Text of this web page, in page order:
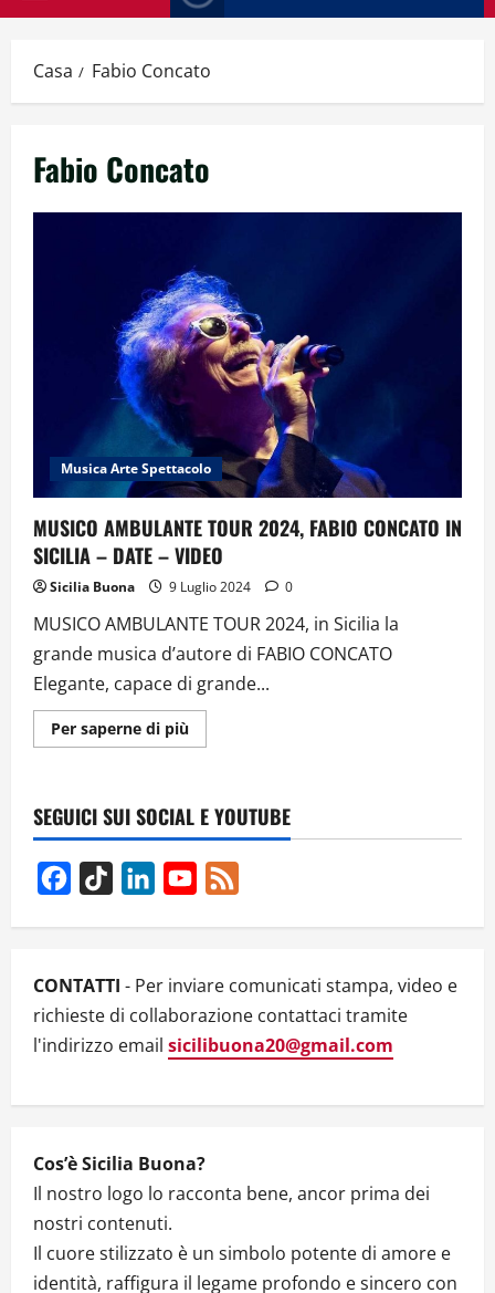
Casa Fabio Concato
Fabio Concato
Musica Arte Spettacolo
MUSICO AMBULANTE TOUR 2024, FABIO CONCATO IN
SICILIA – DATE – VIDEO
Sicilia Buona 9 Luglio 2024 0
MUSICO AMBULANTE TOUR 2024, in Sicilia la
grande musica d’autore di FABIO CONCATO
Elegante, capace di grande...
Per saperne di piùUlteriori
informazioni
TOUR
2024,
FABIO
IN
SICILIA
–
–
SEGUICI SUI SOCIAL E YOUTUBE
Facebook
TikTok LinkedInYouTube
CONTATTI - Per inviare comunicati stampa, video e
richieste di collaborazione contattaci tramite
l'indirizzo email sicilibuona20@gmail.com
Cos’è Sicilia Buona?
Il nostro logo lo racconta bene, ancor prima dei
nostri contenuti.
Il cuore stilizzato è un simbolo potente di amore e
identità, raffigura il legame profondo e sincero con